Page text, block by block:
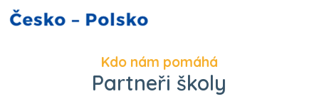
Kdo nám pomáhá
Partneři školy